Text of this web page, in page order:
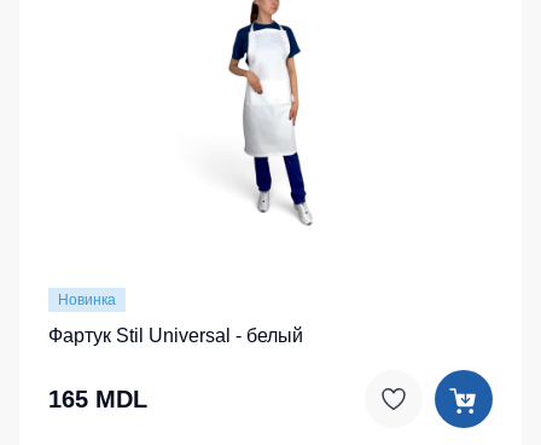
Новинка
Фартук Stil Universal - белый
165 MDL